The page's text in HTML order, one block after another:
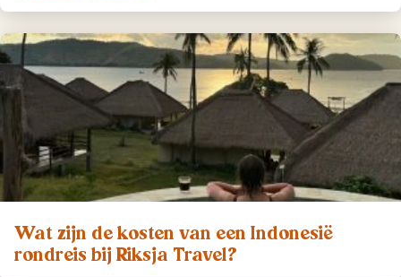
Wat zijn de kosten van een Indonesië
rondreis bij Riksja Travel?